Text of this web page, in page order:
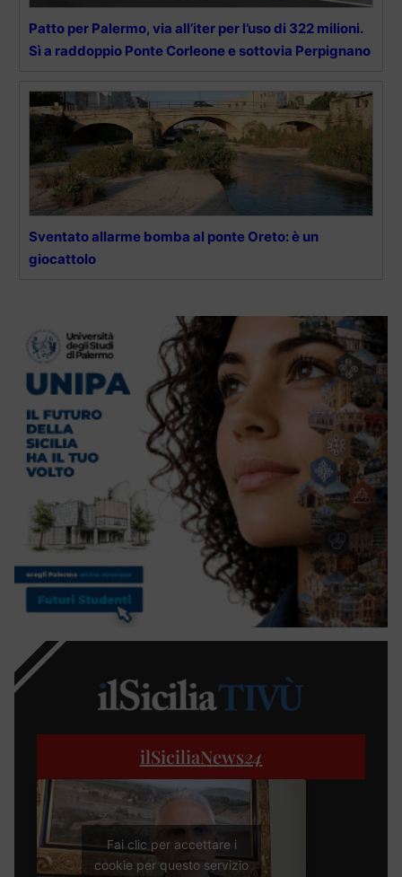
Patto per Palermo, via all’iter per l’uso di 322 milioni.
Sì a raddoppio Ponte Corleone e sottovia Perpignano
Sventato allarme bomba al ponte Oreto: è un
giocattolo
ilSiciliaNews24
Fai clic per accettare i
cookie per questo servizio